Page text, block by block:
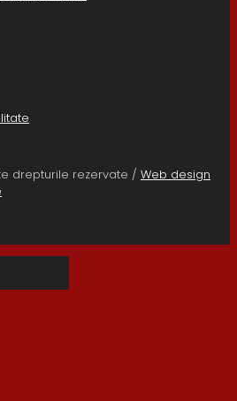
drepturile rezervate / Web design